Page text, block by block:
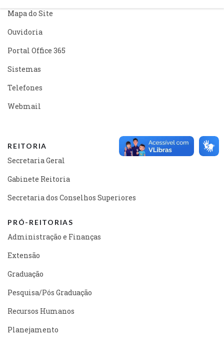
Mapa do Site
Ouvidoria
Portal Office 365
Sistemas
Telefones
Webmail
REITORIA
Secretaria Geral
Gabinete Reitoria
Secretaria dos Conselhos Superiores
PRÓ-REITORIAS
Administração e Finanças
Extensão
Graduação
Pesquisa/Pós Graduação
Recursos Humanos
Planejamento